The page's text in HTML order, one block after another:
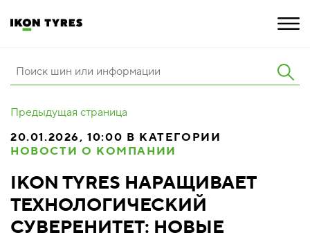
О КОМПАНИИ
КАРЬЕРА
Предыдущая страница
20.01.2026, 10:00 В КАТЕГОРИИ
НОВОСТИ О КОМПАНИИ
IKON TYRES НАРАЩИВАЕТ
ТЕХНОЛОГИЧЕСКИЙ
СУВЕРЕНИТЕТ: НОВЫЕ